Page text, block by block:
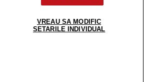
support@sfatulmedicului.ro
0374 109 268
VREAU SA MODIFIC
SETARILE INDIVIDUAL